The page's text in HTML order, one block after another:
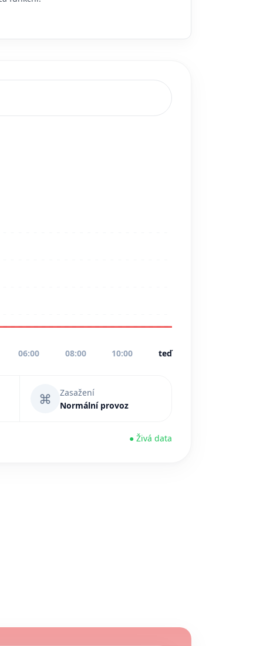
06:00 08:00 10:00 teď
⌘
Zasažení
Normální provoz
● Živá data